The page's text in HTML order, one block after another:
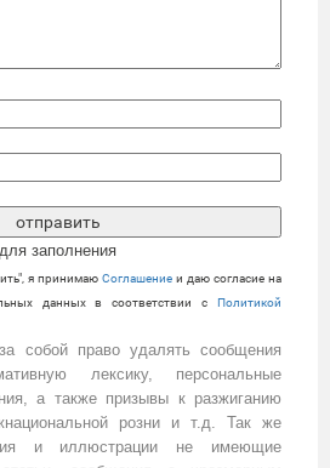
заполнения
я принимаю Cоглашение и даю согласие на
данных в соответствии с Политикой
собой право удалять сообщения
лексику, персональные
а также призывы к разжиганию
розни и т.д. Так же
и иллюстрации не имеющие